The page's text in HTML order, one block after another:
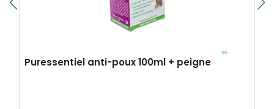
Puressentiel anti-poux 100ml + peigne